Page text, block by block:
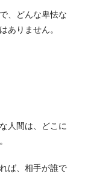
、どんな卑怯な
ありません。
人間は、どこに
ば、相手が誰で